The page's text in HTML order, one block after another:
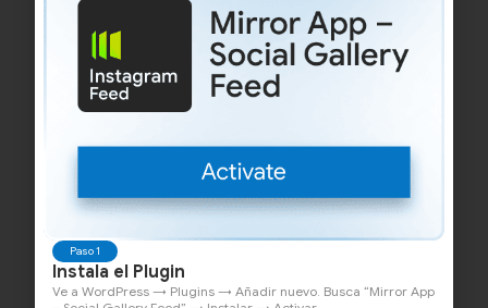
Paso 1
Instala el Plugin
Ve a WordPress → Plugins → Añadir nuevo. Busca “Mirror App